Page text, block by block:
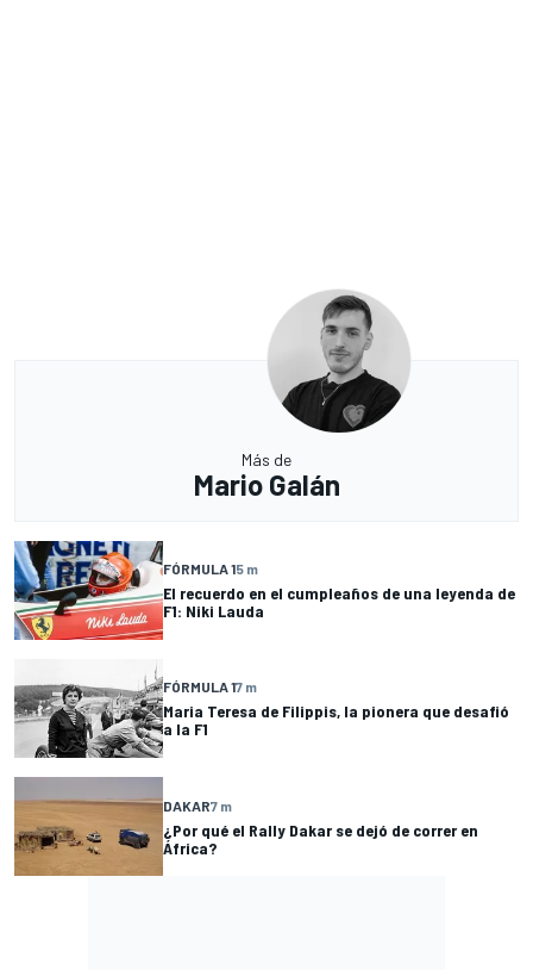
Más de
Mario Galán
FÓRMULA 15 m
El recuerdo en el cumpleaños de una leyenda de
F1: Niki Lauda
FÓRMULA 17 m
Maria Teresa de Filippis, la pionera que desafió
a la F1
DAKAR7 m
¿Por qué el Rally Dakar se dejó de correr en
África?